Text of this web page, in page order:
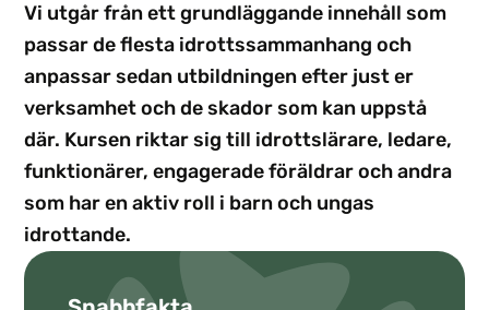
Vi utgår från ett grundläggande innehåll som
passar de flesta idrottssammanhang och
anpassar sedan utbildningen efter just er
verksamhet och de skador som kan uppstå
där. Kursen riktar sig till idrottslärare, ledare,
funktionärer, engagerade föräldrar och andra
som har en aktiv roll i barn och ungas
idrottande.